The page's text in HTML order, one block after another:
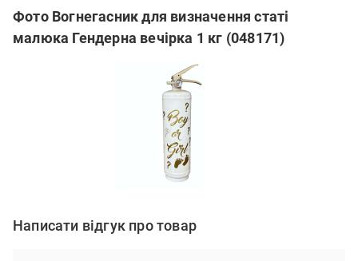
Фото Вогнегасник для визначення статі
малюка Гендерна вечірка 1 кг (048171)
Написати відгук про товар